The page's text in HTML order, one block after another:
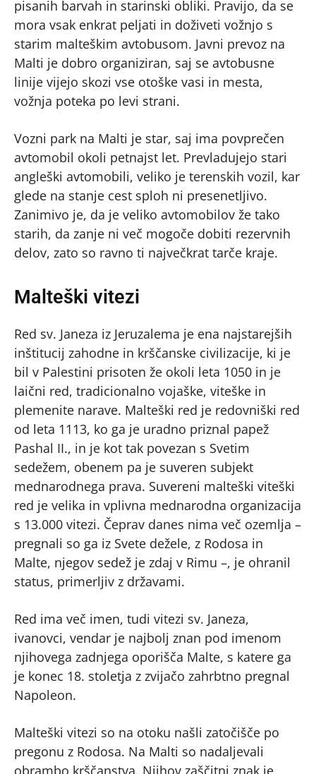
pisanih barvah in starinski obliki. Pravijo, da se
mora vsak enkrat peljati in doživeti vožnjo s
starim malteškim avtobusom. Javni prevoz na
Malti je dobro organiziran, saj se avtobusne
linije vijejo skozi vse otoške vasi in mesta,
vožnja poteka po levi strani.
Vozni park na Malti je star, saj ima povprečen
avtomobil okoli petnajst let. Prevladujejo stari
angleški avtomobili, veliko je terenskih vozil, kar
glede na stanje cest sploh ni presenetljivo.
Zanimivo je, da je veliko avtomobilov že tako
starih, da zanje ni več mogoče dobiti rezervnih
delov, zato so ravno ti največkrat tarče kraje.
Malteški vitezi
Red sv. Janeza iz Jeruzalema je ena najstarejših
inštitucij zahodne in krščanske civilizacije, ki je
bil v Palestini prisoten že okoli leta 1050 in je
laični red, tradicionalno vojaške, viteške in
plemenite narave. Malteški red je redovniški red
od leta 1113, ko ga je uradno priznal papež
Pashal II., in je kot tak povezan s Svetim
sedežem, obenem pa je suveren subjekt
mednarodnega prava. Suvereni malteški viteški
red je velika in vplivna mednarodna organizacija
s 13.000 vitezi. Čeprav danes nima več ozemlja –
pregnali so ga iz Svete dežele, z Rodosa in
Malte, njegov sedež je zdaj v Rimu –, je ohranil
status, primerljiv z državami.
Red ima več imen, tudi vitezi sv. Janeza,
ivanovci, vendar je najbolj znan pod imenom
njihovega zadnjega oporišča Malte, s katere ga
je konec 18. stoletja z zvijačo zahrbtno pregnal
Napoleon.
Malteški vitezi so na otoku našli zatočišče po
pregonu z Rodosa. Na Malti so nadaljevali